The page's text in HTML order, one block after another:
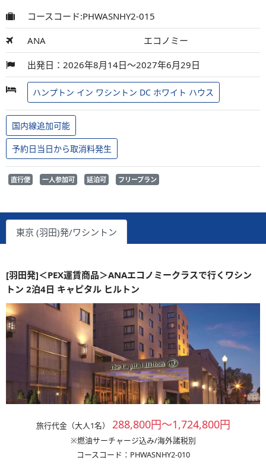
コースコード:PHWASNHY2-015
ANA エコノミー
出発日：2026年8月14日～2027年6月29日
ハンプトン イン ワシントン DC ホワイト ハウス
国内線追加可能
予約日当日から取消料発生
直行便 一人参加可 延泊可 フリープラン
東京 (羽田)発/ワシントン
[羽田発]＜PEX運賃商品＞ANAエコノミークラスで行くワシン
トン 2泊4日 キャピタル ヒルトン
旅行代金（大人1名） 288,800円～1,724,800円
※燃油サーチャージ込み/海外諸税別
コースコード：PHWASNHY2-010